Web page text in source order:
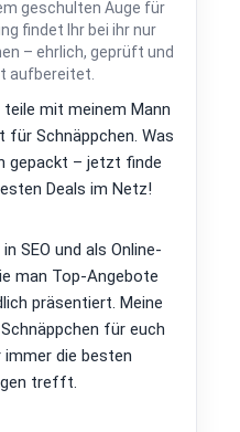
geschulten Auge für
findet Ihr bei ihr nur
– ehrlich, geprüft und
aufbereitet.
teile mit meinem Mann
für Schnäppchen. Was
gepackt – jetzt finde
Deals im Netz!
SEO und als Online-
man Top-Angebote
präsentiert. Meine
für euch
die besten
trefft.